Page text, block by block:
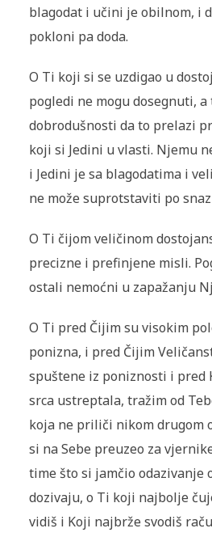
blagodat i učini je obilnom, i
pokloni pa doda.
O Ti koji si se uzdigao u
pogledi ne mogu dosegnuti,
dobrodušnosti da to prelazi
koji si Jedini u vlasti. Njemu
i Jedini je sa blagodatima i
ne može suprotstaviti po
O Ti čijom veličinom
precizne i prefinjene misli.
ostali nemoćni u zapažanju
O Ti pred Čijim su visokim
ponizna, i pred Čijim
spuštene iz poniznosti i pred
srca ustreptala, tražim od
koja ne priliči nikom drugom
si na Sebe preuzeo za
time što si jamčio odazivanje
dozivaju, o Ti koji najbolje
vidiš i Koji najbrže svodiš